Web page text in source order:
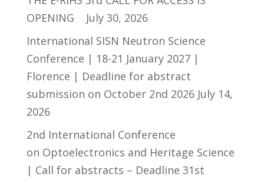
OPENING
July 30, 2026
International SISN Neutron Science
Conference | 18-21 January 2027 |
Florence | Deadline for abstract
submission on October 2nd 2026 July 14,
2026
2nd International Conference
on Optoelectronics and Heritage Science
| Call for abstracts – Deadline 31st